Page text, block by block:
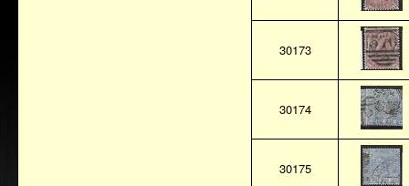
30173
30174
30175